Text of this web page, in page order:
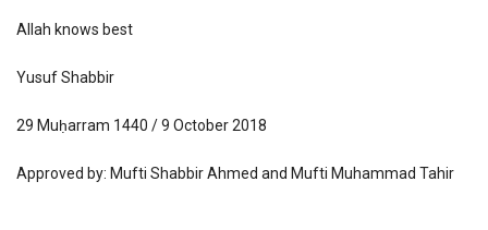
Allah knows best
Yusuf Shabbir
29 Muḥarram 1440 / 9 October 2018
Approved by: Mufti Shabbir Ahmed and Mufti Muhammad Tahir